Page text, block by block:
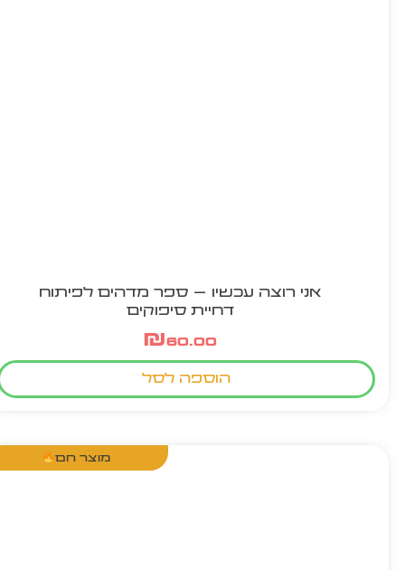
אני רוצה עכשיו – ספר מדהים לפיתוח
דחיית סיפוקים
₪60.00
הוספה לסל
מוצר חם